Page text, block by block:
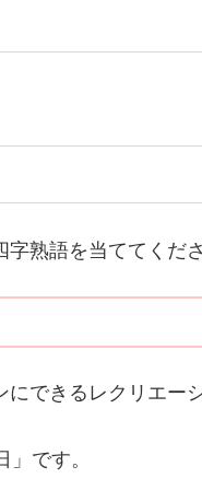
熟語を当ててくだ
できるレクリエー
」です。